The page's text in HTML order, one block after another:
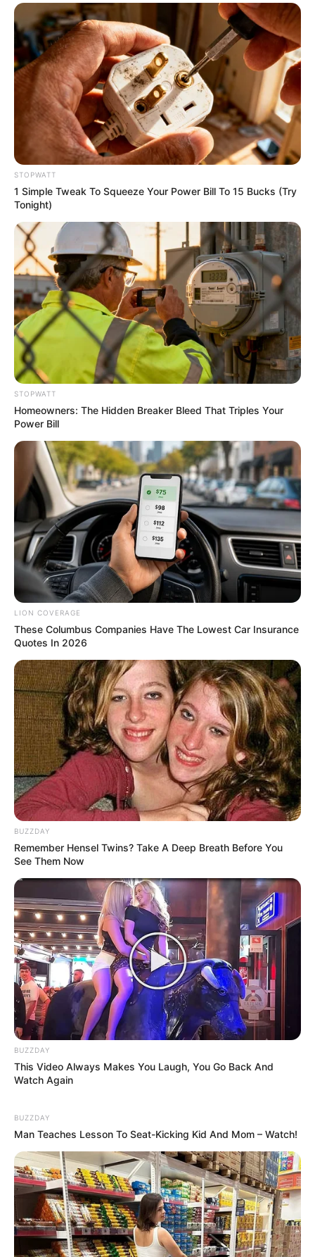
She Spent A Fortune To Look Like A Modern-Day
Barbie
The Way You Sit Could Expose Your True Personality
BRAINBERRIES
Tallest Women On Earth — Their Height Is Jaw-
BRAINBERRIES
See How The Blue Lagoon Cast Has Changed After
46 Years
BRAINBERRIES
When Fame Meets Fragility: 6 Celebrity Stories You
Won't Forget
BRAINBERRIES
STOPWATT
1 Simple Tweak To Squeeze Your Power Bill To 15 Bucks (Try
Tonight)
STOPWATT
Homeowners: The Hidden Breaker Bleed That Triples Your
Power Bill
LION COVERAGE
These Columbus Companies Have The Lowest Car Insurance
Quotes In 2026
BUZZDAY
Remember Hensel Twins? Take A Deep Breath Before You
See Them Now
BUZZDAY
This Video Always Makes You Laugh, You Go Back And
Watch Again
BUZZDAY
Man Teaches Lesson To Seat-Kicking Kid And Mom – Watch!